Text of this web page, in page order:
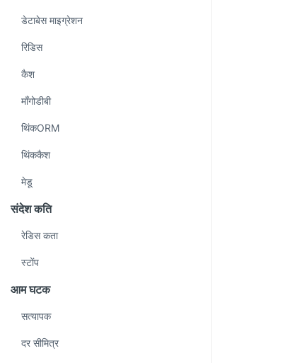
डेटाबेस माइग्रेशन
रिडिस
कैश
मॉंगोडीबी
थिंकORM
थिंककैश
मेडू
संदेश कति
रेडिस कता
स्टोंप
आम घटक
सत्यापक
दर सीमित्र